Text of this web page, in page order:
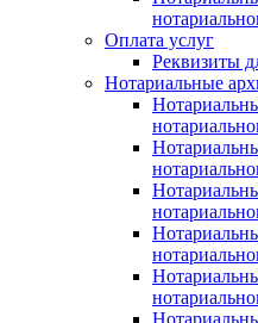
Оплата услуг
Реквизиты
Нотариальные